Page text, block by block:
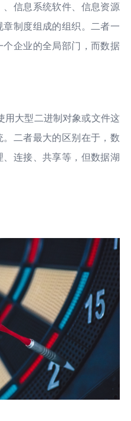
信息系统软件、信息资源
章制度组成的组织。二者一
企业的全局部门，而数据
用大型二进制对象或文件这
二者最大的区别在于，数
连接、共享等，但数据湖